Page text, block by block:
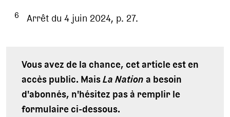
6 Arrêt du 4 juin 2024, p. 27.
Vous avez de la chance, cet article est en
accès public. MaisLa Nationa besoin
d'abonnés, n'hésitez pas à remplir le
formulaire ci-dessous.